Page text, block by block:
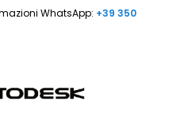
WhatsApp: +39 350